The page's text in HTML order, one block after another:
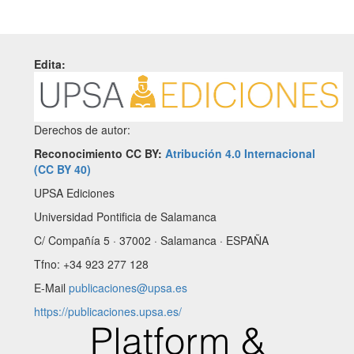
Edita:
Derechos de autor:
Reconocimiento CC BY: Atribución 4.0 Internacional
(CC BY 40)
UPSA Ediciones
Universidad Pontificia de Salamanca
C/ Compañía 5 · 37002 · Salamanca · ESPAÑA
Tfno: +34 923 277 128
E-Mail publicaciones@upsa.es
https://publicaciones.upsa.es/